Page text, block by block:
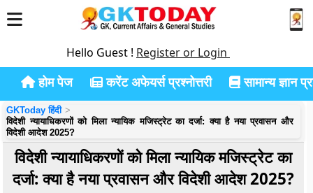
Hello Guest ! Register or Login
होम पेज करेंट अफेयर्स प्रश्नोत्तरी सामान्य ज्ञान
GKToday हिंदी
विदेशी न्यायाधिकरणों को मिला न्यायिक मजिस्ट्रेट का दर्जा: क्या है नया प्रवासन और
विदेशी आदेश 2025?
विदेशी न्यायाधिकरणों को मिला न्यायिक मजिस्ट्रेट का
दर्जा: क्या है नया प्रवासन और विदेशी आदेश 2025?